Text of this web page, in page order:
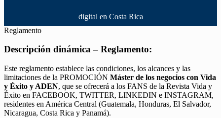
digital en Costa Rica
Reglamento
Descripción dinámica – Reglamento:
Este reglamento establece las condiciones, los alcances y las
limitaciones de la PROMOCIÓN Máster de los negocios con Vida
y Éxito y ADEN, que se ofrecerá a los FANS de la Revista Vida y
Éxito en FACEBOOK, TWITTER, LINKEDIN e INSTAGRAM,
residentes en América Central (Guatemala, Honduras, El Salvador,
Nicaragua, Costa Rica y Panamá).